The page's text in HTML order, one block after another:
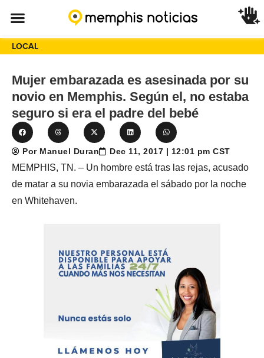
LOCAL
Mujer embarazada es asesinada por su
novio en Memphis. Según el, no estaba
seguro si era el padre del bebé
Por Manuel Duran Dec 11, 2017 | 12:01 pm CST
MEMPHIS, TN. – Un hombre está tras las rejas, acusado
de matar a su novia embarazada el sábado por la noche
en Whitehaven.